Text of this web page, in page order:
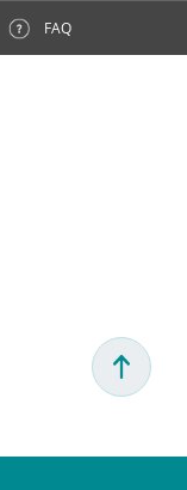
FAQ